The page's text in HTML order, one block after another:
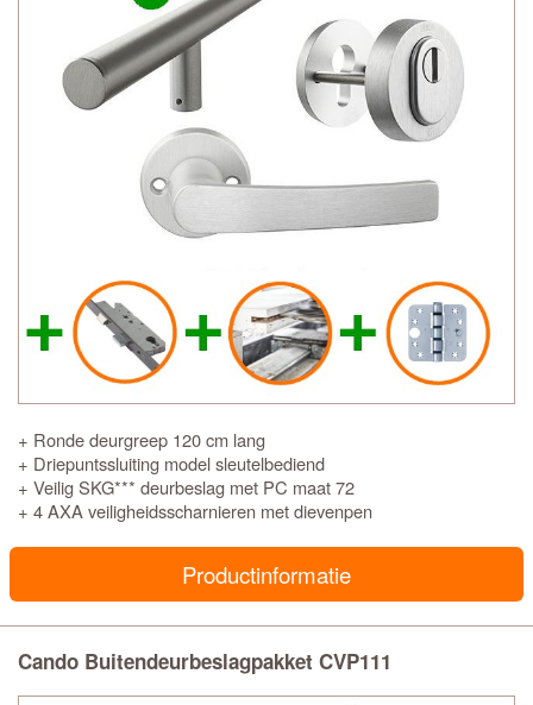
+ Ronde deurgreep 120 cm lang
+ Driepuntssluiting model sleutelbediend
+ Veilig SKG*** deurbeslag met PC maat 72
+ 4 AXA veiligheidsscharnieren met dievenpen
Productinformatie
Cando Buitendeurbeslagpakket CVP111